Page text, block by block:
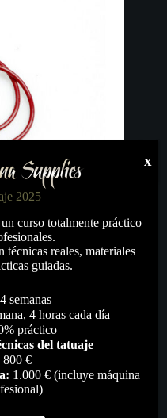
Compartimento de
,Todo
2025
curso totalmente práctico
técnicas reales, materiales
guiadas.
4 semanas
4 horas cada día
práctico
del tatuaje
800 €
1.000 € (incluye máquina
x